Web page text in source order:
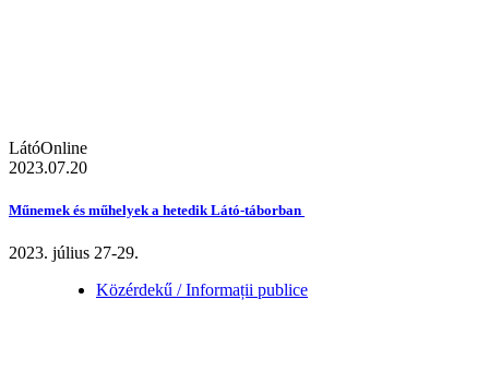
LátóOnline
2023.07.20
Műnemek és műhelyek a hetedik Látó-táborban
2023. július 27-29.
Közérdekű / Informații publice